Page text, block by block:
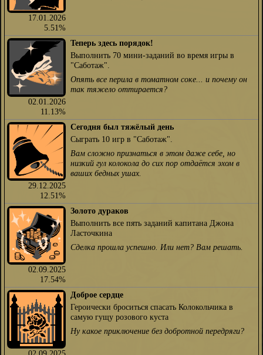
17.01.2026
5.51%
02.01.2026
11.13%
Теперь здесь порядок!
Выполнить 70 мини-заданий во время игры в
"Саботаж".
Опять все перила в томатном соке... и почему он
так тяжело оттирается?
29.12.2025
12.51%
Сегодня был тяжёлый день
Сыграть 10 игр в "Саботаж".
Вам сложно признаться в этом даже себе, но
низкий гул колокола до сих пор отдаётся эхом в
ваших бедных ушах.
02.09.2025
17.54%
Золото дураков
Выполнить все пять заданий капитана Джона
Ласточкина
Сделка прошла успешно. Или нет? Вам решать.
Доброе сердце
Героически броситься спасать Колокольчика в
самую гущу розового куста
Ну какое приключение без добротной передряги?